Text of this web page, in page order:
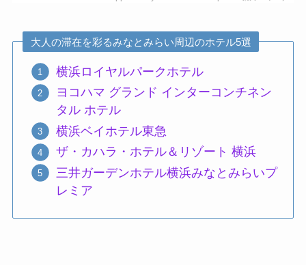
大人の滞在を彩るみなとみらい周辺のホテル5選
横浜ロイヤルパークホテル
ヨコハマ グランド インターコンチネン
タル ホテル
横浜ベイホテル東急
ザ・カハラ・ホテル＆リゾート 横浜
三井ガーデンホテル横浜みなとみらいプ
レミア